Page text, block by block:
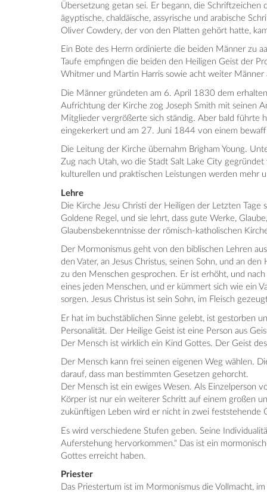
Übersetzung getan sei. Er begann, die
ägyptische, chaldäische, assyrische und arabische
Oliver Cowdery, der von den Platten gehört hatte,
Ein Bote des Herrn ordinierte die beiden Männer zu
Taufe empfingen die beiden den Heiligen Geist der
Whitmer und Martin Harris sowie acht weiter Männer
Die Männer gründeten am 6. April 1830 dem
Aufrichtung der Kirche zog Joseph Smith mit seinen
Mitglieder vergrößerte sich ständig. Aber bald führte
eingekerkert und am 27. Juni 1844 von einem
Die Leitung der Kirche übernahm Brigham Young.
Zug nach Utah, wo die Stadt Salt Lake City
kulturellen und praktischen Leistungen werden mehr
Lehre
Die Kirche Jesu Christi der Heiligen der Letzten Tage
Goldene Regel, und sie lehrt, dass gute Werke,
Glaubensbekenntnisse der römisch-katholischen
Der Mormonismus geht von den biblischen Lehren
den Vater, an Jesus Christus, seinen Sohn, und an
zu den Menschen gesprochen. Er ist erhöht, und
eines jeden Menschen, und er kümmert sich wie ein
sorgen. Jesus Christus ist sein Sohn, im Fleisch
Er hat im buchstäblichen Sinne gelebt, ist gestorben
Personalität. Der Heilige Geist ist eine Person aus
Der Mensch ist wirklich ein Kind Gottes. Der Geist
Der Mensch kann frei seinen eigenen Weg wählen.
darauf, dass man bestimmten Gesetzen gehorcht.
Der Mensch ist ein ewiges Wesen. Als Einzelperson
Körper ist nur ein weiterer Schritt auf einem großen
zukünftigen Leben wird er nicht in zwei
Es wird verschiedene Stufen geben. Seine
Auferstehung hervorkommen.“ Das ist ein
Gottes erreicht haben.
Priester
Das Priestertum ist im Mormonismus die Vollmacht,